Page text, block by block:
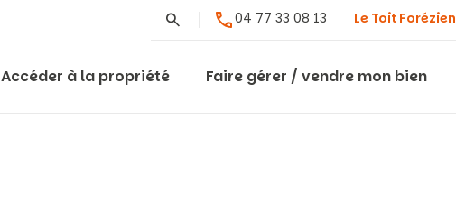
Rechercher04 77 33 08 13 Le Toit Forézien
Accéder à la propriété Faire gérer / vendre mon bien